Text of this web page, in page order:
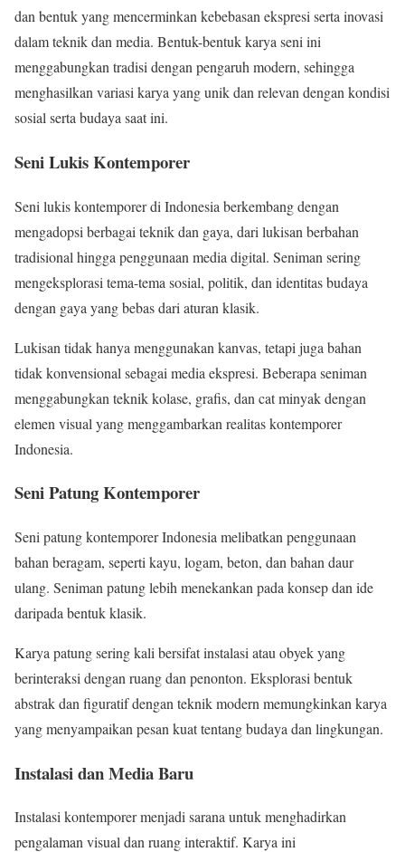
dan bentuk yang mencerminkan kebebasan ekspresi serta inovasi
dalam teknik dan media. Bentuk-bentuk karya seni ini
menggabungkan tradisi dengan pengaruh modern, sehingga
menghasilkan variasi karya yang unik dan relevan dengan kondisi
sosial serta budaya saat ini.
Seni Lukis Kontemporer
Seni lukis kontemporer di Indonesia berkembang dengan
mengadopsi berbagai teknik dan gaya, dari lukisan berbahan
tradisional hingga penggunaan media digital. Seniman sering
mengeksplorasi tema-tema sosial, politik, dan identitas budaya
dengan gaya yang bebas dari aturan klasik.
Lukisan tidak hanya menggunakan kanvas, tetapi juga bahan
tidak konvensional sebagai media ekspresi. Beberapa seniman
menggabungkan teknik kolase, grafis, dan cat minyak dengan
elemen visual yang menggambarkan realitas kontemporer
Indonesia.
Seni Patung Kontemporer
Seni patung kontemporer Indonesia melibatkan penggunaan
bahan beragam, seperti kayu, logam, beton, dan bahan daur
ulang. Seniman patung lebih menekankan pada konsep dan ide
daripada bentuk klasik.
Karya patung sering kali bersifat instalasi atau obyek yang
berinteraksi dengan ruang dan penonton. Eksplorasi bentuk
abstrak dan figuratif dengan teknik modern memungkinkan karya
yang menyampaikan pesan kuat tentang budaya dan lingkungan.
Instalasi dan Media Baru
Instalasi kontemporer menjadi sarana untuk menghadirkan
pengalaman visual dan ruang interaktif. Karya ini